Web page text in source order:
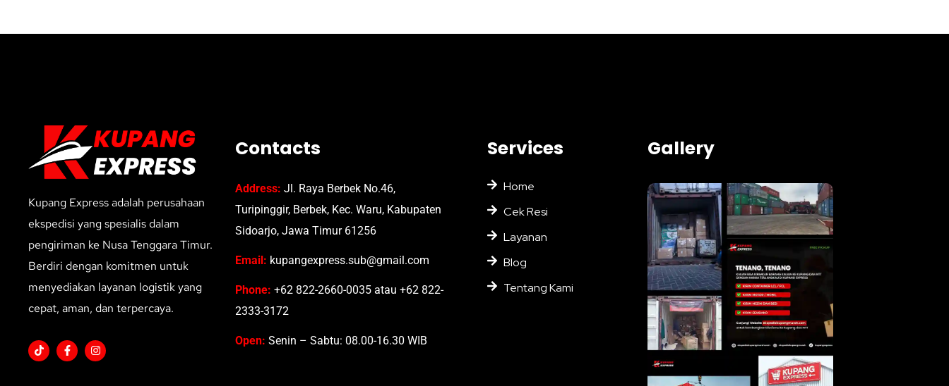
Kupang Express adalah perusahaan
ekspedisi yang spesialis dalam
pengiriman ke Nusa Tenggara Timur.
Berdiri dengan komitmen untuk
menyediakan layanan logistik yang
cepat, aman, dan terpercaya.
Contacts
Address: Jl. Raya Berbek No.46,
Turipinggir, Berbek, Kec. Waru, Kabupaten
Sidoarjo, Jawa Timur 61256
Email: kupangexpress.sub@gmail.com
Phone: +62 822-2660-0035 atau +62 822-
2333-3172
Open: Senin – Sabtu: 08.00-16.30 WIB
Services
Home
Cek Resi
Layanan
Blog
Tentang Kami
Gallery